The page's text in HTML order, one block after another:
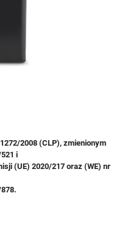
2008 (CLP), zmienionym
i
(UE) 2020/217 oraz (WE) nr